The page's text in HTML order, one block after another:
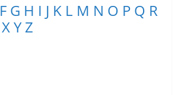
F G H I J K L M N O P Q R
XY Z